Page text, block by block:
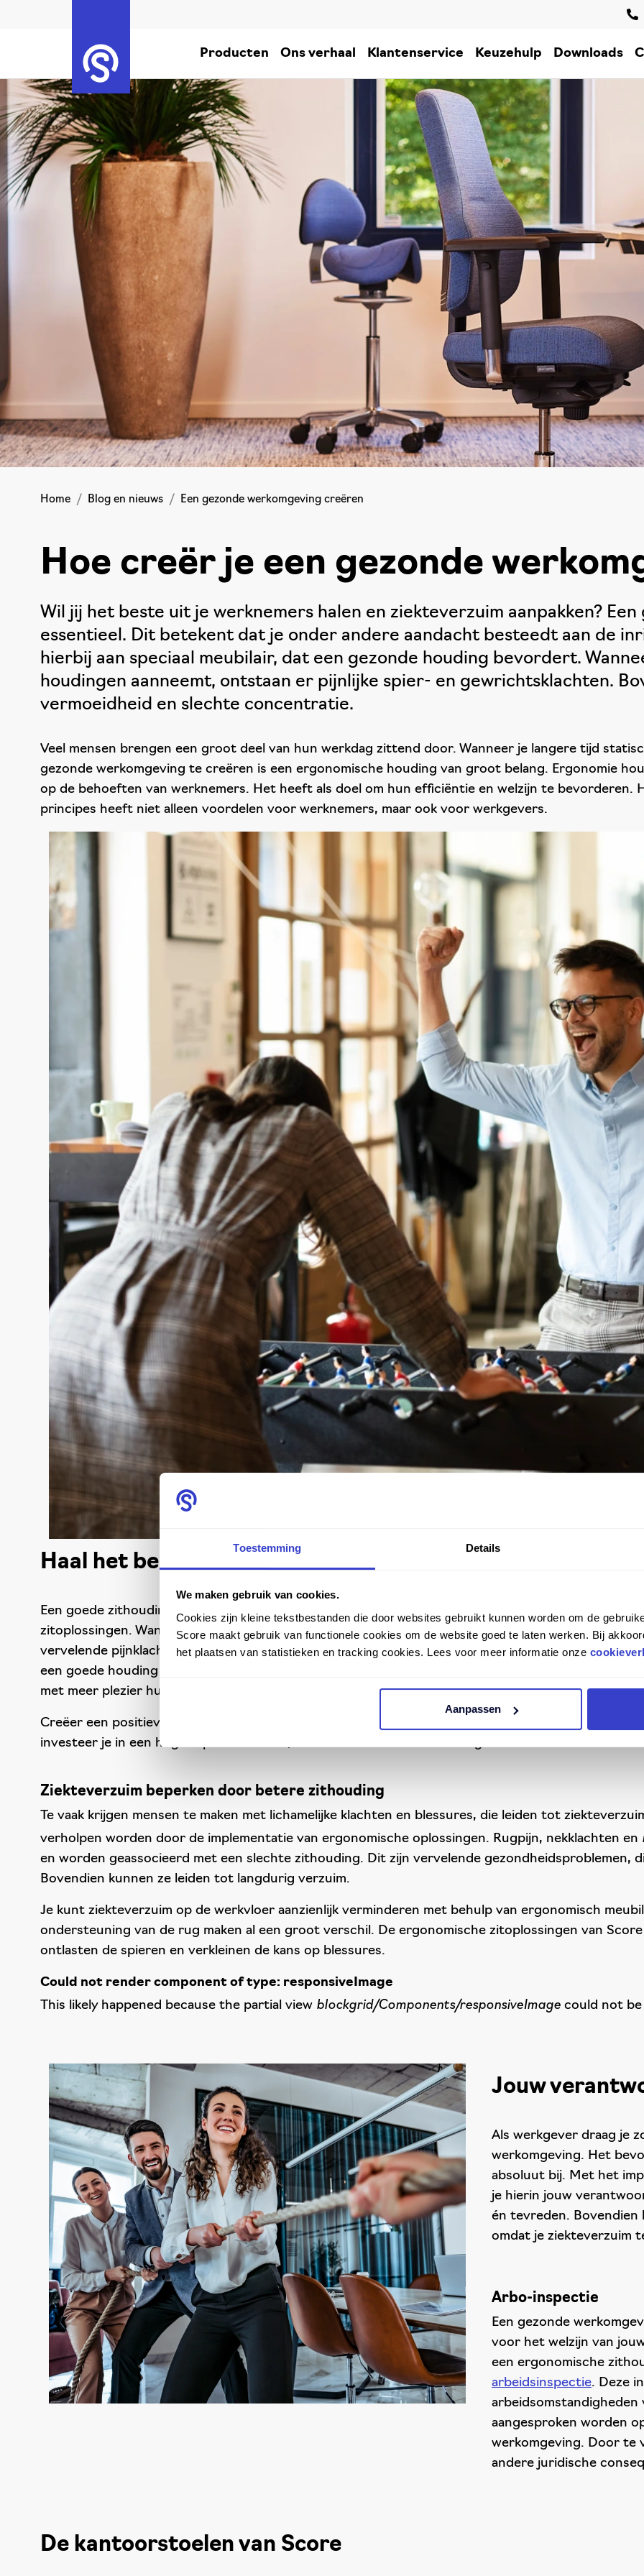
Toestemming Details
We maken gebruik van cookies.
Cookies zijn kleine tekstbestanden die door websites gebruikt kunnen worden om de
Score maakt gebruik van functionele cookies om de website goed te laten werken. Bij
het plaatsen van statistieken en tracking cookies. Lees voor meer informatie onze
Aanpassen
Producten Ons verhaal Klantenservice Keuzehulp Downloads
Home Blog en nieuws Een gezonde werkomgeving creëren
Hoe creër je een gezonde
Wil jij het beste uit je werknemers halen en ziekteverzuim aanpakken?
essentieel. Dit betekent dat je onder andere aandacht besteedt aan de
hierbij aan speciaal meubilair, dat een gezonde houding bevordert.
houdingen aanneemt, ontstaan er pijnlijke spier- en gewrichtsklachten.
vermoeidheid en slechte concentratie.
Veel mensen brengen een groot deel van hun werkdag zittend door. Wanneer je langere tijd
gezonde werkomgeving te creëren is een ergonomische houding van groot belang. Ergonomie
op de behoeften van werknemers. Het heeft als doel om hun efficiëntie en welzijn te bevorderen.
principes heeft niet alleen voordelen voor werknemers, maar ook voor werkgevers.
Haal het beste uit jouw werknemers
Een goede zithouding helpt bij het vergroten van werkprestaties. Wil je het beste uit je
zitoplossingen. Wanneer jouw werknemers comfortabel en ergonomisch zitten, zal hun
vervelende pijnklachten en bovendien neemt het lichaam een actieve houding aan. Hierdoor
een goede houding de bloedcirculatie, waardoor je extra alert blijft. Je zult zien dat jouw
met meer plezier hun taken uitvoeren.
Creëer een positieve werkomgeving waarin werknemers hun volledige potentieel benutten! Met
investeer je in een hogere productiviteit, een betere werksfeer en een grotere tevredenheid
Ziekteverzuim beperken door betere zithouding
Te vaak krijgen mensen te maken met lichamelijke klachten en blessures, die leiden tot
verholpen worden door de implementatie van ergonomische oplossingen. Rugpijn, nekklachten en
en worden geassocieerd met een slechte zithouding. Dit zijn vervelende gezondheidsproblemen,
Bovendien kunnen ze leiden tot langdurig verzuim.
Je kunt ziekteverzuim op de werkvloer aanzienlijk verminderen met behulp van ergonomisch
ondersteuning van de rug maken al een groot verschil. De ergonomische zitoplossingen van
ontlasten de spieren en verkleinen de kans op blessures.
Could not render component of type: responsiveImage
This likely happened because the partial view blockgrid/Components/responsiveImage could not
Jouw
Als werkgever draag je
werkomgeving. Het
absoluut bij. Met het
je hierin jouw
én tevreden. Bovendien
omdat je
Arbo-inspectie
Een gezonde
voor het welzijn van
een ergonomische
arbeidsinspectie. Deze
arbeidsomstandigheden
aangesproken worden
werkomgeving. Door te
andere juridische
De kantoorstoelen van Score